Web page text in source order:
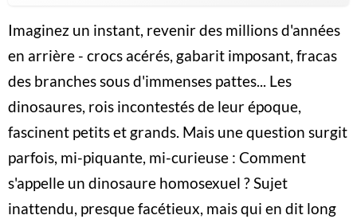
Imaginez un instant, revenir des millions d'années
en arrière - crocs acérés, gabarit imposant, fracas
des branches sous d'immenses pattes... Les
dinosaures, rois incontestés de leur époque,
fascinent petits et grands. Mais une question surgit
parfois, mi-piquante, mi-curieuse : Comment
s'appelle un dinosaure homosexuel ?Sujet
inattendu, presque facétieux, mais qui en dit long